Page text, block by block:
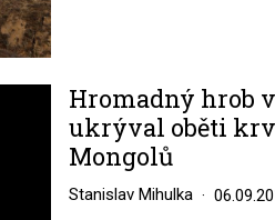
Hromadný hrob
ukrýval oběti
Mongolů
Stanislav Mihulka